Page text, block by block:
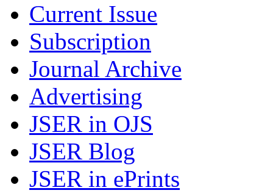
Current Issue
Subscription
Journal Archive
Advertising
JSER in OJS
JSER Blog
JSER in ePrints